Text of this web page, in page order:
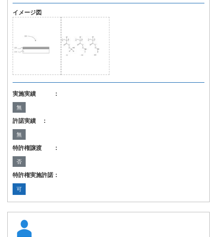
イメージ図
実施実績 ：
無
許諾実績 ：
無
特許権譲渡 ：
否
特許権実施許諾：
可